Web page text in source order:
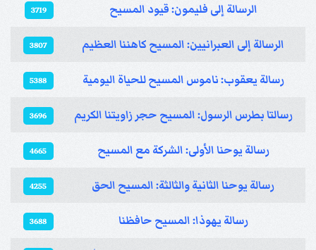
الرسالة إلى فليمون: قيود المسيح 3719
الرسالة إلى العبرانيين: المسيح كاهننا العظيم 3807
رسالة يعقوب: ناموس المسيح للحياة اليومية 5388
رسالتا بطرس الرسول: المسيح حجر زاويتنا الكريم 3696
رسالة يوحنا الأولى: الشركة مع المسيح 4665
رسالة يوحنا الثانية والثالثة: المسيح الحق 4255
رسالة يهوذا: المسيح حافظنا 3688